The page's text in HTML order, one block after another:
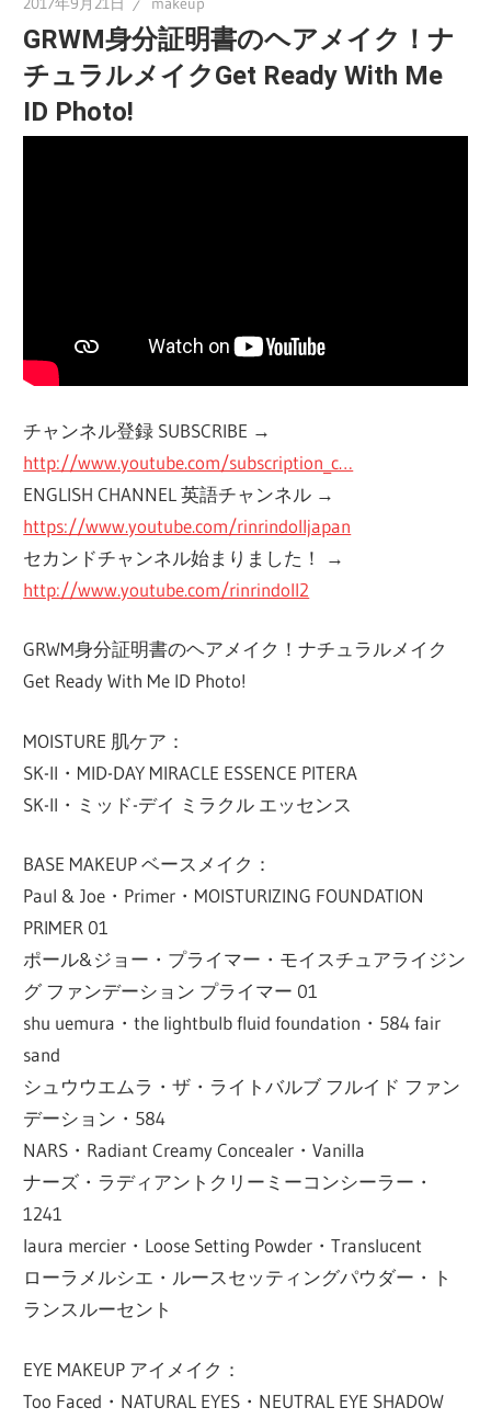
GRWM身分証明書のヘアメイク！ナ
チュラルメイクGet Ready With Me
ID Photo!
チャンネル登録 SUBSCRIBE →
http://www.youtube.com/subscription_c…
ENGLISH CHANNEL 英語チャンネル →
https://www.youtube.com/rinrindolljapan
セカンドチャンネル始まりました！ →
http://www.youtube.com/rinrindoll2
GRWM身分証明書のヘアメイク！ナチュラルメイク
Get Ready With Me ID Photo!
MOISTURE 肌ケア：
SK-II・MID-DAY MIRACLE ESSENCE PITERA
SK-II・ミッド-デイ ミラクル エッセンス
BASE MAKEUP ベースメイク：
Paul & Joe・Primer・MOISTURIZING FOUNDATION
PRIMER 01
ポール&ジョー・プライマー・モイスチュアライジン
グ ファンデーション プライマー 01
shu uemura・the lightbulb fluid foundation・584 fair
sand
シュウウエムラ・ザ・ライトバルブ フルイド ファン
デーション・584
NARS・Radiant Creamy Concealer・Vanilla
ナーズ・ラディアントクリーミーコンシーラー・
1241
laura mercier・Loose Setting Powder・Translucent
ローラメルシエ・ルースセッティングパウダー・ト
ランスルーセント
EYE MAKEUP アイメイク：
Too Faced・NATURAL EYES・NEUTRAL EYE SHADOW